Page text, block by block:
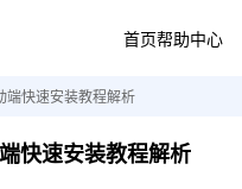
首页帮助中心
端快速安装教程解析
快速安装教程解析